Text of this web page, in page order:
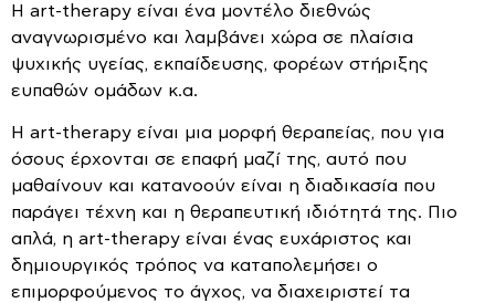
Η art-therapy είναι ένα μοντέλο διεθνώς
αναγνωρισμένο και λαμβάνει χώρα σε πλαίσια
ψυχικής υγείας, εκπαίδευσης, φορέων στήριξης
ευπαθών ομάδων κ.α.
Η art-therapy είναι μια μορφή θεραπείας, που για
όσους έρχονται σε επαφή μαζί της, αυτό που
μαθαίνουν και κατανοούν είναι η διαδικασία που
παράγει τέχνη και η θεραπευτική ιδιότητά της. Πιο
απλά, η art-therapy είναι ένας ευχάριστος και
δημιουργικός τρόπος να καταπολεμήσει ο
επιμορφούμενος το άγχος, να διαχειριστεί τα